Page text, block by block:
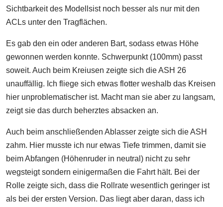
Sichtbarkeit des Modellsist noch besser als nur mit den
ACLs unter den Tragflächen.
Es gab den ein oder anderen Bart, sodass etwas Höhe
gewonnen werden konnte. Schwerpunkt (100mm) passt
soweit. Auch beim Kreiusen zeigte sich die ASH 26
unauffällig. Ich fliege sich etwas flotter weshalb das Kreisen
hier unproblematischer ist. Macht man sie aber zu langsam,
zeigt sie das durch beherztes absacken an.
Auch beim anschließenden Ablasser zeigte sich die ASH
zahm. Hier musste ich nur etwas Tiefe trimmen, damit sie
beim Abfangen (Höhenruder in neutral) nicht zu sehr
wegsteigt sondern einigermaßen die Fahrt hält. Bei der
Rolle zeigte sich, dass die Rollrate wesentlich geringer ist
als bei der ersten Version. Das liegt aber daran, dass ich